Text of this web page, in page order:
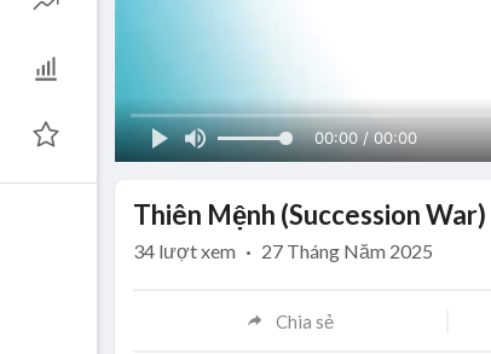
00:00 / 00:00
Thiên Mệnh (Succession
34 lượt xem · 27 Tháng Năm 2025
Chia sẻ